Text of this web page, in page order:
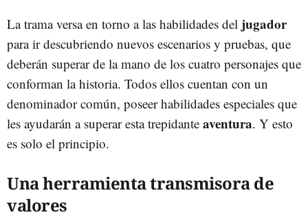
La trama versa en torno a las habilidades del jugador
para ir descubriendo nuevos escenarios y pruebas, que
deberán superar de la mano de los cuatro personajes que
conforman la historia. Todos ellos cuentan con un
denominador común, poseer habilidades especiales que
les ayudarán a superar esta trepidante aventura. Y esto
es solo el principio.
Una herramienta transmisora de
valores